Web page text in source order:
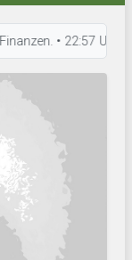
• 22:57 Uhr: